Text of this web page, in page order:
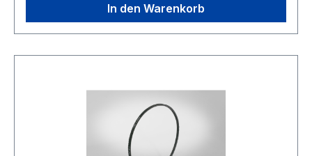
In den Warenkorb